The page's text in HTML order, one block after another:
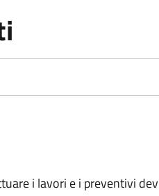
i lavori e i preventivi